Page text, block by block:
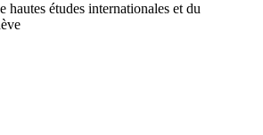
hautes études internationales et du